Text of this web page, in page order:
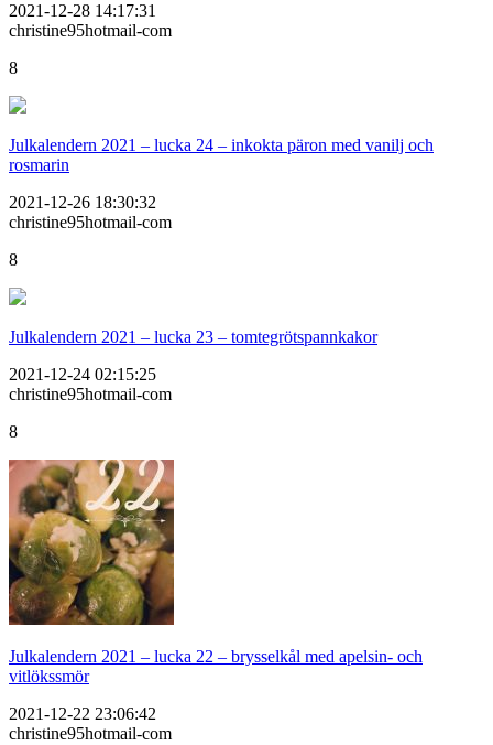
2021-12-28 14:17:31
christine95hotmail-com
8
Julkalendern 2021 – lucka 24 – inkokta päron med vanilj och
rosmarin
2021-12-26 18:30:32
christine95hotmail-com
8
Julkalendern 2021 – lucka 23 – tomtegrötspannkakor
2021-12-24 02:15:25
christine95hotmail-com
8
Julkalendern 2021 – lucka 22 – brysselkål med apelsin- och
vitlökssmör
2021-12-22 23:06:42
christine95hotmail-com